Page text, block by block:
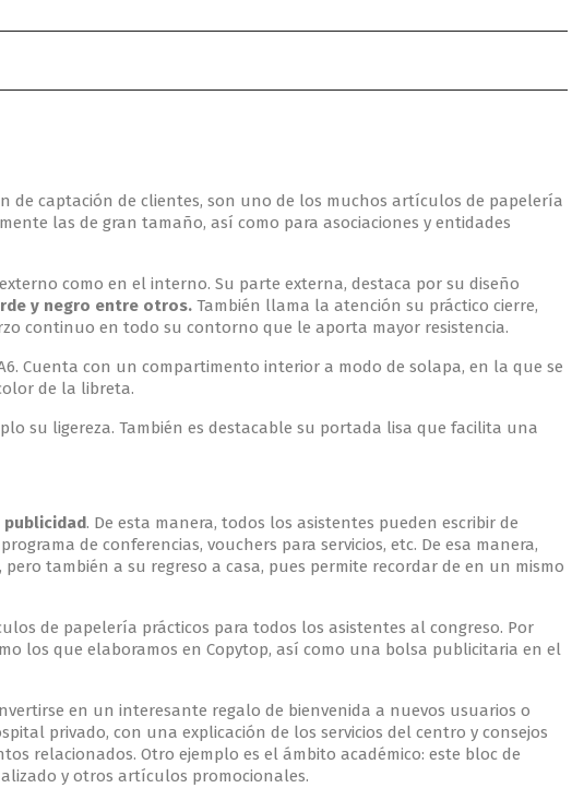
captación de clientes, son uno de los muchos artículos de papelería
las de gran tamaño, así como para asociaciones y entidades
como en el interno. Su parte externa, destaca por su diseño
y negro entre otros. También llama la atención su práctico cierre,
continuo en todo su contorno que le aporta mayor resistencia.
Cuenta con un compartimento interior a modo de solapa, en la que se
de la libreta.
su ligereza. También es destacable su portada lisa que facilita una
. De esta manera, todos los asistentes pueden escribir de
de conferencias, vouchers para servicios, etc. De esa manera,
también a su regreso a casa, pues permite recordar de en un mismo
de papelería prácticos para todos los asistentes al congreso. Por
los que elaboramos en Copytop, así como una bolsa publicitaria en el
en un interesante regalo de bienvenida a nuevos usuarios o
privado, con una explicación de los servicios del centro y consejos
relacionados. Otro ejemplo es el ámbito académico: este bloc de
y otros artículos promocionales.